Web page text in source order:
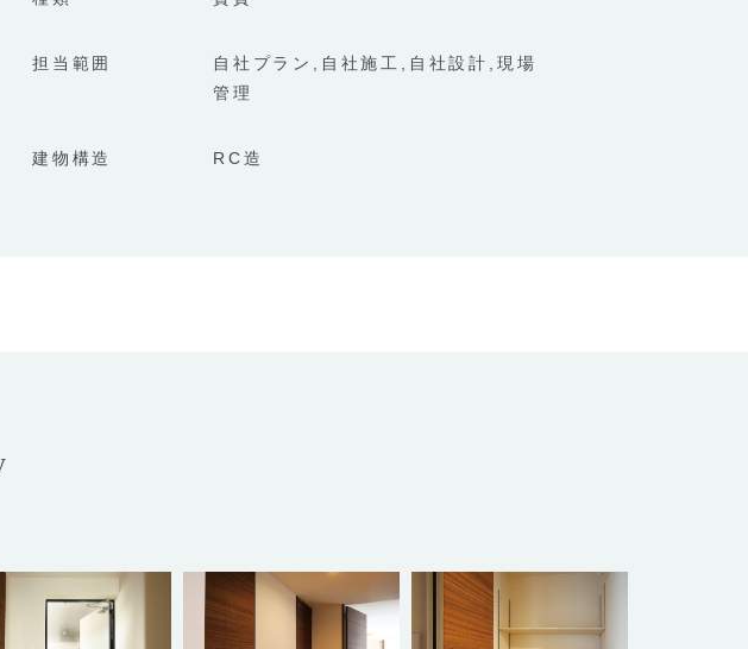
担当範囲 自社プラン 自社施工 自社設計
現場
管理
建物構造 RC造